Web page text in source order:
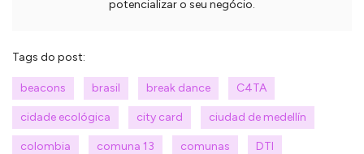
potencializar o seu negócio.
Tags do post:
beacons brasil break dance C4TA
cidade ecológica city card ciudad de medellín
colombia comuna 13 comunas DTI